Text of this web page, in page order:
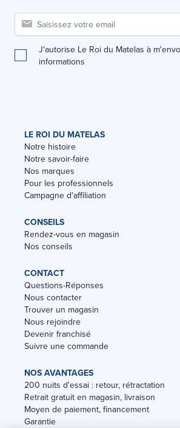
J'autorise Le Roi du Matelas à
informations
LE ROI DU MATELAS
Notre histoire
Notre savoir-faire
Nos marques
Pour les professionnels
Campagne d'affiliation
CONSEILS
Rendez-vous en magasin
Nos conseils
CONTACT
Questions-Réponses
Nous contacter
Trouver un magasin
Nous rejoindre
Devenir franchisé
Suivre une commande
NOS AVANTAGES
200 nuits d'essai : retour, rétractation
Retrait gratuit en magasin, livraison
Moyen de paiement, financement
Garantie